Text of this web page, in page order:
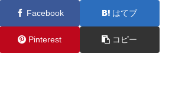
Facebook はてブ
Pinterest コピー